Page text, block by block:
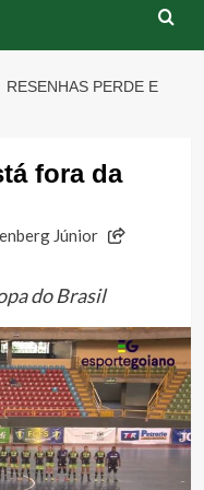
RESENHAS PERDE E
fora da
Júnior
do Brasil